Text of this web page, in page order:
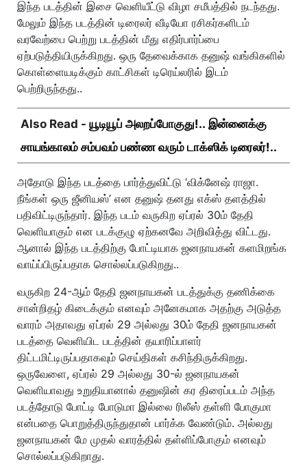
இந்த படத்தின் இசை வெளியீட்டு விழா சமீபத்தில் நடந்தது.
மேலும் இந்த படத்தின் டிரைலர் வீடியோ ரசிகர்களிடம்
வரவேற்பை பெற்று படத்தின் மீது எதிர்பார்ப்பை
ஏற்படுத்தியிருக்கிறது. ஒரு தேவைக்காக தனுஷ் வங்கிகளில்
கொள்ளையடிக்கும் காட்சிகள் டிரெய்லரில் இடம்
பெற்றிருந்தது..
Also Read - யூடியூப் அலறப்போகுது!.. இன்னைக்கு
சாயங்காலம் சம்பவம் பண்ண வரும் டாக்ஸிக் டிரைலர்!..
அதோடு இந்த படத்தை பார்த்துவிட்டு ‘விக்னேஷ் ராஜா.
நீங்கள் ஒரு ஜீனியஸ்’ என தனுஷ் தனது எக்ஸ் தளத்தில்
பதிவிட்டிருந்தார். இந்த படம் வருகிற ஏப்ரல் 30ம் தேதி
வெளியாகும் என படக்குழு ஏற்கனவே அறிவித்து விட்டது.
ஆனால் இந்த படத்திற்கு போட்டியாக ஜனநாயகன் களமிறங்க
வாய்ப்பிருப்பதாக சொல்லப்படுகிறது..
வருகிற 24-ஆம் தேதி ஜனநாயகன் படத்துக்கு தணிக்கை
சான்றிதழ் கிடைக்கும் எனவும் அனேகமாக அதற்கு அடுத்த
வாரம் அதாவது ஏப்ரல் 29 அல்லது 30ம் தேதி ஜனநாயகன்
படத்தை வெளியிட படத்தின் தயாரிப்பாளர்
திட்டமிட்டிருப்பதாகவும் செய்திகள் கசிந்திருக்கிறது.
ஒருவேளை, ஏப்ரல் 29 அல்லது 30-ல் ஜனநாயகன்
வெளியாவது உறுதியானால் தனுஷின் கர திரைப்படம் அந்த
படத்தோடு போட்டி போடுமா இல்லை ரிலீஸ் தள்ளி போகுமா
என்பதை பொறுத்திருந்துதான் பார்க்க வேண்டும். அல்லது
ஜனநாயகன் மே முதல் வாரத்தில் தள்ளிப்போகும் எனவும்
சொல்லப்படுகிறாது.